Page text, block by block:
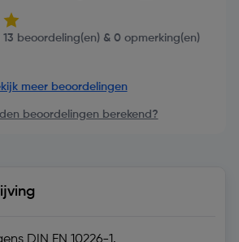
beoordeling(en) & 0 opmerking(en)
meer beoordelingen
beoordelingen berekend?